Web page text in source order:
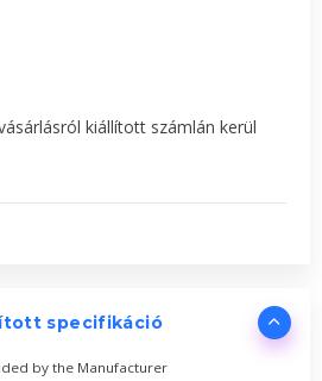
kiállított számlán kerül
specifikáció
by the Manufacturer